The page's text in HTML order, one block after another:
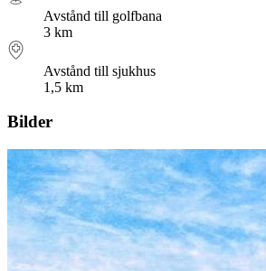
Avstånd till golfbana
3 km
Avstånd till sjukhus
1,5 km
Bilder